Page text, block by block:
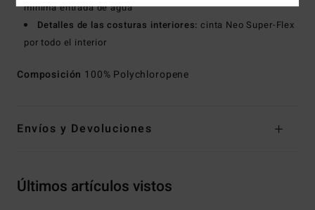
mínima entrada de agua
Detalles de las costuras interiores: cinta Neo Super-Flex
por todo el interior
Composición 100% Polychloropene
Envíos y Devoluciones
Últimos artículos vistos